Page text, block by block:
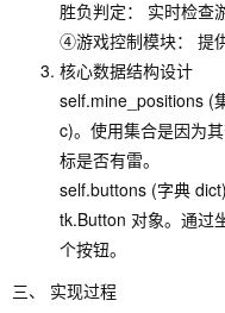
胜负判定： 实时检查
④游戏控制模块： 提
核心数据结构设计
self.mine_positions (
c)。使用集合是因为
标是否有雷。
self.buttons (字典
tk.Button 对象。通过
个按钮。
三、 实现过程